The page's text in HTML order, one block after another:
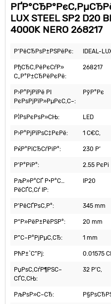
LUX STEEL SP2 D20
4000K NERO 268217
Р’РёСЂРѕР±РЅРёРє: IDEAL-
РђСЂС‚РёРєСѓР»
С„Р°Р±СЂРёРєРё:
268217
Р›Р°РјРїРё РІ
РєРѕРјРїР»РµРєС‚С–:
РўР°Рє
Р¦РѕРєРѕР»СЊ: LED
Р›Р°РјРїРѕС‡РєРё: 1 С€С‚
РќР°РїСЂСѓРіР°: 230 Р’
Р’Р°РіР°: 2.55 РєРі
РљР»Р°СЃ Р·Р°С…
РёСЃС‚Сѓ IP:
IP20
Р’РёСЃРѕС‚Р°: 345 mm
Р“Р»РёР±РёРЅР°: 20 mm
Р”С–Р°РјРµС‚СЂ: 1 mm
РћР±`С”Рј: 0.01575
РџРѕС‚СѓР¶РЅС–
СЃС‚СЊ:
32 Р’С‚
РљРѕР»С–СЂ: